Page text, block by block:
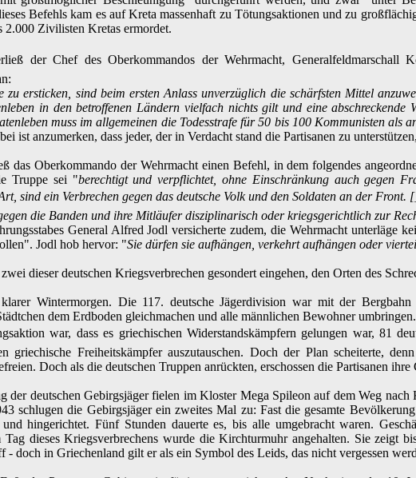
Befehls kam es auf Kreta massenhaft zu Tötungsaktionen und zu
2.000 Zivilisten Kretas ermordet.
der Chef des Oberkommandos der Wehrmacht, Generalfeldmarschall
ersticken, sind beim ersten Anlass unverzüglich die schärfsten Mittel
in den betroffenen Ländern vielfach nichts gilt und eine
muss im allgemeinen die Todesstrafe für 50 bis 100 Kommunisten als
ist anzumerken, dass jeder, der in Verdacht stand die Partisanen zu
das Oberkommando der Wehrmacht einen Befehl, in dem folgendes
Truppe sei "berechtigt und verpflichtet, ohne Einschränkung auch gegen
sind ein Verbrechen gegen das deutsche Volk und den Soldaten an der
die Banden und ihre Mitläufer disziplinarisch oder kriegsgerichtlich zur
General Alfred Jodl versicherte zudem, die Wehrmacht unterläge
Jodl hob hervor: "Sie dürfen sie aufhängen, verkehrt aufhängen oder
dieser deutschen Kriegsverbrechen gesondert eingehen, den Orten des
Wintermorgen. Die 117. deutsche Jägerdivision war mit der
dem Erdboden gleichmachen und alle männlichen Bewohner umbringen.
war, dass es griechischen Widerstandskämpfern gelungen war,
griechische Freiheitskämpfer auszutauschen. Doch der Plan scheiterte,
Doch als die deutschen Truppen anrückten, erschossen die Partisanen ihre
der deutschen Gebirgsjäger fielen im Kloster Mega Spileon auf dem Weg
schlugen die Gebirgsjäger ein zweites Mal zu: Fast die gesamte
und hingerichtet. Fünf Stunden dauerte es, bis alle umgebracht waren.
dieses Kriegsverbrechens wurde die Kirchturmuhr angehalten. Sie zeigt
- doch in Griechenland gilt er als ein Symbol des Leids, das nicht vergessen